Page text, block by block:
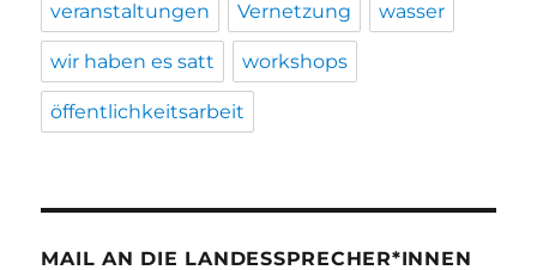
veranstaltungen Vernetzung wasser
wir haben es satt workshops
öffentlichkeitsarbeit
MAIL AN DIE LANDESSPRECHER*INNEN